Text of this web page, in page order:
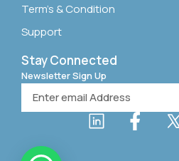
Term’s & Condition
Support
Stay Connected
Newsletter Sign Up